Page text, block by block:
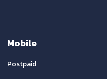
Mobile
Postpaid